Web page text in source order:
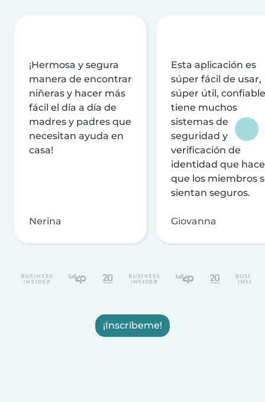
¡Hermosa y segura
manera de encontrar
niñeras y hacer más
fácil el día a día de
madres y padres que
necesitan ayuda en
casa!
Nerina
Esta aplicación es
súper fácil de usar,
súper útil,
tiene muchos
sistemas de
seguridad y
verificación de
identidad que
que los miembros
sientan seguros.
Giovanna
¡Inscríbeme!